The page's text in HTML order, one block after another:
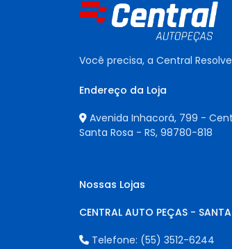
Você precisa, a Central Resolve
Endereço da Loja
Avenida Inhacorá, 799 -
Santa Rosa - RS, 98780-818
Nossas Lojas
CENTRAL AUTO PEÇAS -
Telefone: (55) 3512-6244